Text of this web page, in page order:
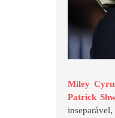
Miley
Patrick